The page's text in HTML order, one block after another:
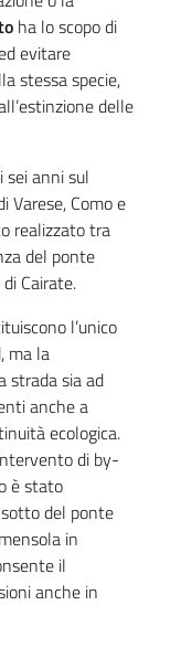
ha lo scopo di
evitare
stessa specie,
delle
anni sul
Varese, Como e
realizzato tra
del ponte
Cairate.
l’unico
ma la
strada sia ad
anche a
ecologica.
di by-
è stato
del ponte
in
il
anche in